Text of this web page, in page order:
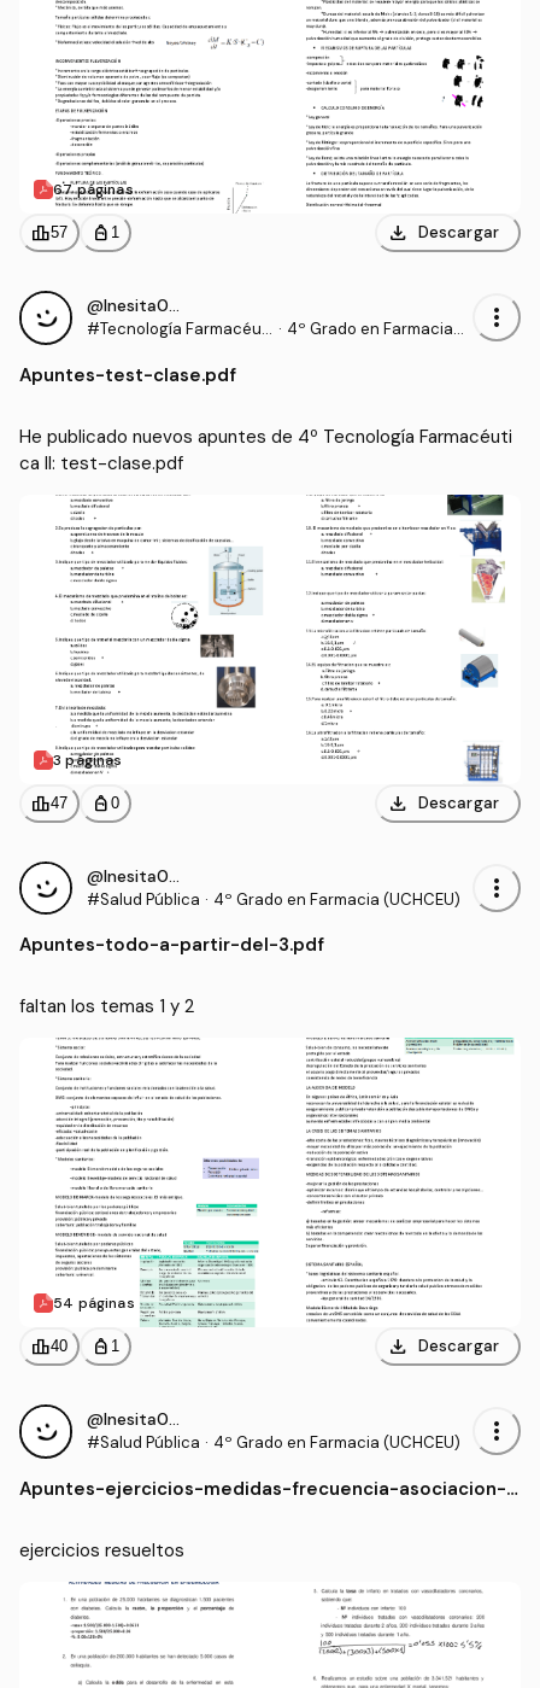
67 páginas
leaderboard57 personal_bag 1 download Descargar
@Inesita010
#Tecnología Farmacéuti · 4º Grado en Farmacia
more_vert
Apuntes-test-clase.pdf
He publicado nuevos apuntes de 4º Tecnología Farmacéuti
ca II: test-clase.pdf
3 páginas
leaderboard47 personal_bag 0 download Descargar
@Inesita010
#Salud Pública · 4º Grado en Farmacia (UCHCEU) more_vert
Apuntes-todo-a-partir-del-3.pdf
54 páginas
leaderboard40 personal_bag 1 download Descargar
@Inesita010
#Salud Pública · 4º Grado en Farmacia (UCHCEU) more_vert
Apuntes-ejercicios-medidas-frecuencia-asociacion-r
ejercicios resueltos